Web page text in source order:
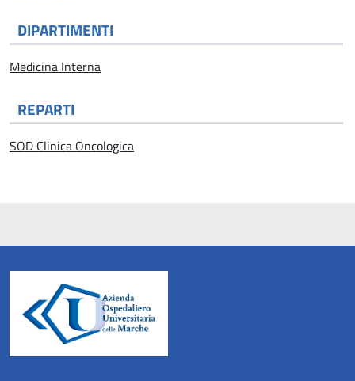
DIPARTIMENTI
Medicina Interna
REPARTI
SOD Clinica Oncologica